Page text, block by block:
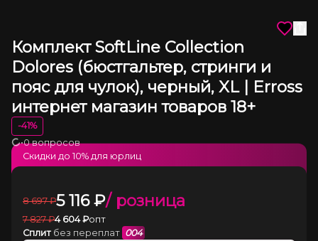
Комплект SoftLine Collection
Dolores (бюстгальтер, стринги и
пояс для чулок), черный, XL | Erross
интернет магазин товаров 18+
-41%
Загрузка
•0 вопросов
8 697 ₽5 116₽/ розница
7 827 ₽4 604₽опт
Сплит без переплат 004
Скидки до 10% для юрлиц